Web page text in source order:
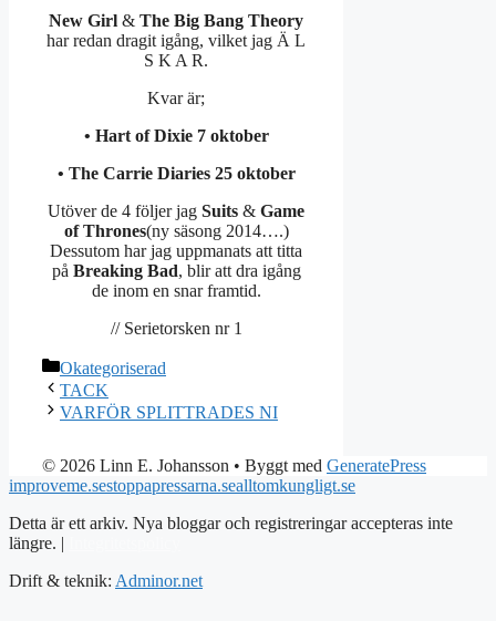
New Girl &The Big Bang Theory
har redan dragit igång, vilket jag Ä L
S K A R.
Kvar är;
• Hart of Dixie 7 oktober
• The Carrie Diaries 25 oktober
Utöver de 4 följer jag Suits &Game
of Thrones(ny säsong 2014….)
Dessutom har jag uppmanats att titta
på Breaking Bad, blir att dra igång
de inom en snar framtid.
// Serietorsken nr 1
Kategorier
Okategoriserad
TACK
VARFÖR SPLITTRADES NI
© 2026 Linn E. Johansson • Byggt med GeneratePress
improveme.sestoppapressarna.sealltomkungligt.se
Detta är ett arkiv. Nya bloggar och registreringar accepteras inte
längre. |
Drift & teknik: Adminor.net